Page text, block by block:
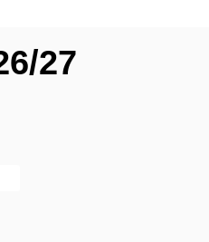
27